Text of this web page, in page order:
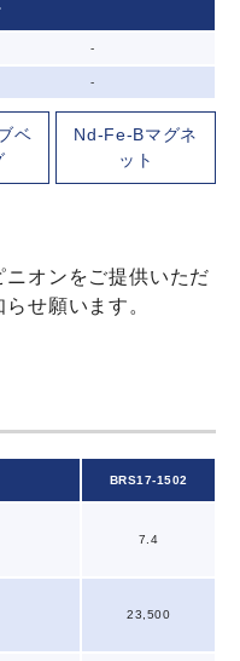
-
-
ベ
Nd-Fe-Bマグネ
ット
オンをご提供いただ
せ願います。
BRS17-1502
7.4
23,500